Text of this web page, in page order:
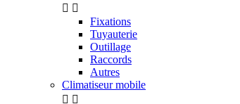
 
Fixations
Tuyauterie
Outillage
Raccords
Autres
Climatiseur mobile
 